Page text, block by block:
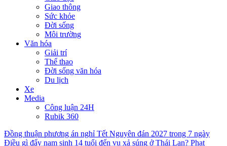
Giao thông
Sức khỏe
Đời sống
Môi trường
Văn hóa
Giải trí
Thể thao
Đời sống văn hóa
Du lịch
Xe
Media
Công luận 24H
Rubik 360
Đồng thuận phương án nghỉ Tết Nguyên đán 2027 trong 7 ngày
Điều gì đẩy nam sinh 14 tuổi đến vụ xả súng ở Thái Lan? Phạt